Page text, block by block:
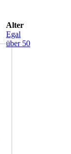
Alter
Egal
über 50